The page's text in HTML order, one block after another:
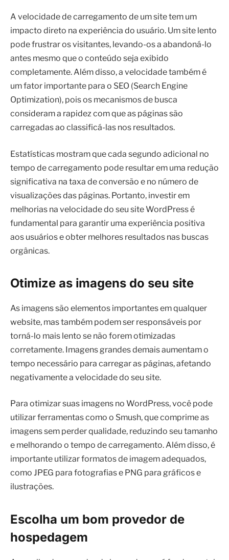
A velocidade de carregamento de um site tem um
impacto direto na experiência do usuário. Um site lento
pode frustrar os visitantes, levando-os a abandoná-lo
antes mesmo que o conteúdo seja exibido
completamente. Além disso, a velocidade também é
um fator importante para o SEO (Search Engine
Optimization), pois os mecanismos de busca
consideram a rapidez com que as páginas são
carregadas ao classificá-las nos resultados.
Estatísticas mostram que cada segundo adicional no
tempo de carregamento pode resultar em uma redução
significativa na taxa de conversão e no número de
visualizações das páginas. Portanto, investir em
melhorias na velocidade do seu site WordPress é
fundamental para garantir uma experiência positiva
aos usuários e obter melhores resultados nas buscas
orgânicas.
Otimize as imagens do seu site
As imagens são elementos importantes em qualquer
website, mas também podem ser responsáveis por
torná-lo mais lento se não forem otimizadas
corretamente. Imagens grandes demais aumentam o
tempo necessário para carregar as páginas, afetando
negativamente a velocidade do seu site.
Para otimizar suas imagens no WordPress, você pode
utilizar ferramentas como o Smush, que comprime as
imagens sem perder qualidade, reduzindo seu tamanho
e melhorando o tempo de carregamento. Além disso, é
importante utilizar formatos de imagem adequados,
como JPEG para fotografias e PNG para gráficos e
ilustrações.
Escolha um bom provedor de
hospedagem